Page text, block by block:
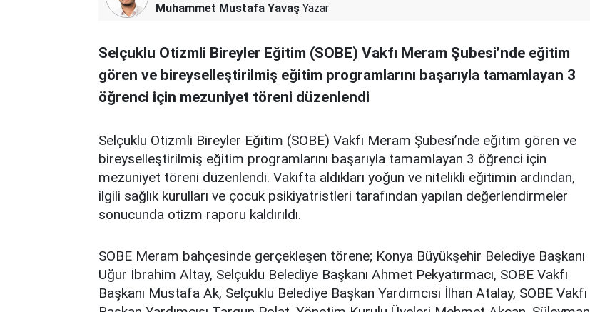
Muhammet Mustafa Yavaş Yazar
Selçuklu Otizmli Bireyler Eğitim (SOBE) Vakfı Meram Şubesi’nde eğitim
gören ve bireyselleştirilmiş eğitim programlarını başarıyla tamamlayan 3
öğrenci için mezuniyet töreni düzenlendi
Selçuklu Otizmli Bireyler Eğitim (SOBE) Vakfı Meram Şubesi’nde eğitim gören ve
bireyselleştirilmiş eğitim programlarını başarıyla tamamlayan 3 öğrenci için
mezuniyet töreni düzenlendi. Vakıfta aldıkları yoğun ve nitelikli eğitimin ardından,
ilgili sağlık kurulları ve çocuk psikiyatristleri tarafından yapılan değerlendirmeler
sonucunda otizm raporu kaldırıldı.
SOBE Meram bahçesinde gerçekleşen törene; Konya Büyükşehir Belediye Başkanı
Uğur İbrahim Altay, Selçuklu Belediye Başkanı Ahmet Pekyatırmacı, SOBE Vakfı
Başkanı Mustafa Ak, Selçuklu Belediye Başkan Yardımcısı İlhan Atalay, SOBE Vakfı